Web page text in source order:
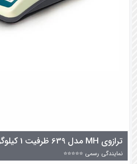
ترازوی MH مدل 639 ظرفیت 1 کیلوگرم دقت 0.01 گرم
نمایندگی رسمی ⭐⭐⭐⭐⭐